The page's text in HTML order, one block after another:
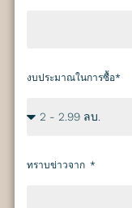
งบประมาณในการซื้อ*
ทราบข่าวจาก